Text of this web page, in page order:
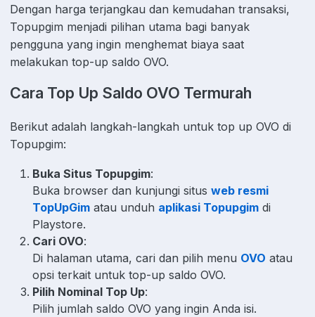
Dengan harga terjangkau dan kemudahan transaksi,
Topupgim menjadi pilihan utama bagi banyak
pengguna yang ingin menghemat biaya saat
melakukan top-up saldo OVO.
Cara Top Up Saldo OVO Termurah
Berikut adalah langkah-langkah untuk top up OVO di
Topupgim:
Buka Situs Topupgim:
Buka browser dan kunjungi situs web resmi
TopUpGim atau unduh aplikasi Topupgim di
Playstore.
Cari OVO:
Di halaman utama, cari dan pilih menu OVO atau
opsi terkait untuk top-up saldo OVO.
Pilih Nominal Top Up:
Pilih jumlah saldo OVO yang ingin Anda isi.